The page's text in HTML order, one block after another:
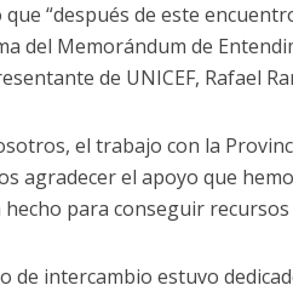
“después de este
del Memorándum de
de UNICEF, Rafael
el trabajo con la
agradecer el apoyo que
hecho para conseguir
de intercambio estuvo